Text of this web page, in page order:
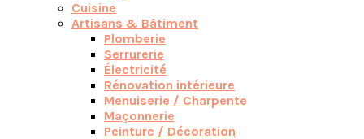
Cuisine
Artisans & Bâtiment
Plomberie
Serrurerie
Électricité
Rénovation intérieure
Menuiserie / Charpente
Maçonnerie
Peinture / Décoration